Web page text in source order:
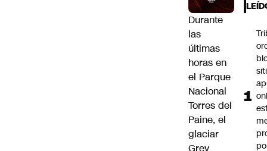
Durante
las
últimas
horas en
el Parque
Nacional
Torres del
Paine, el
glaciar
Grey